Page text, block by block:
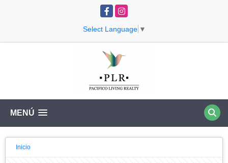
FacebookInstagram
Select Language ▼
MENÚ
Inicio